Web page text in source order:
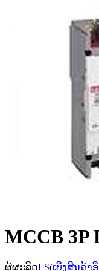
MCCB 3P
ຜູ້ຜະລິດLS(ເບິ່ງສິນຄ້າ